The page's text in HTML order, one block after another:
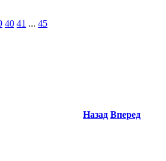
40 41 ... 45
Назад Вперед